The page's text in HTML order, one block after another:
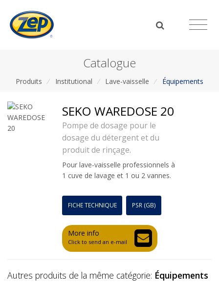
Catalogue
Produits / Institutional / Lave-vaisselle / Équipements
SEKO WAREDOSE 20
Pompe de dosage pour le
dosage du détergent et du
produit de rinçage.
Pour lave-vaisselle professionnels à
1 cuve de lavage et 1 ou 2 vannes.
FICHE TECHNIQUE PSR (GB)
More info
Click to send an e-mail
Autres produits de la même catégorie: Équipements